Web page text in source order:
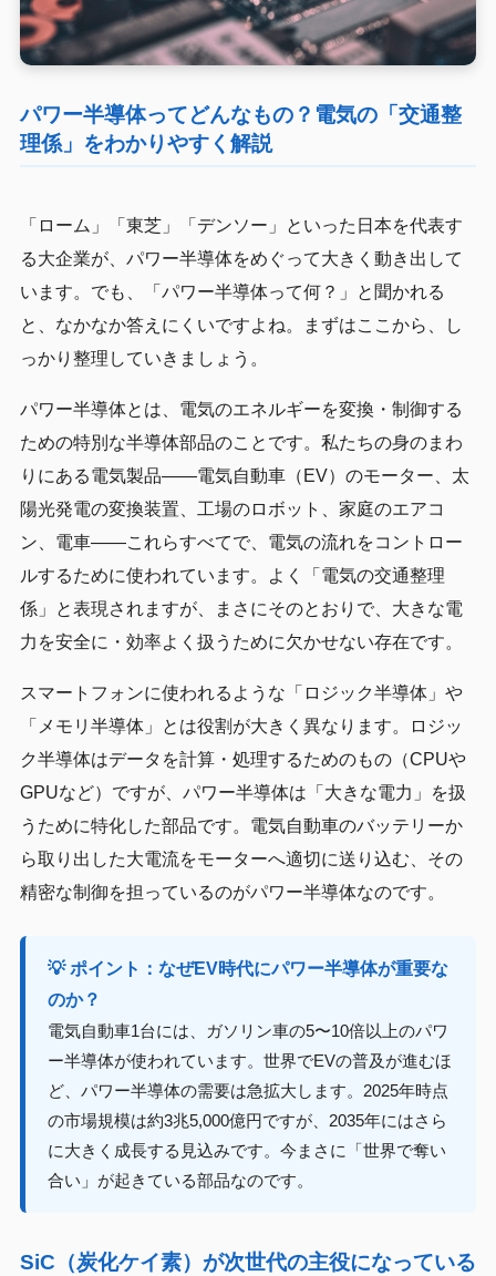
パワー半導体ってどんなもの？電気の「交通整
理係」をわかりやすく解説
「ローム」「東芝」「デンソー」といった日本を代表す
る大企業が、パワー半導体をめぐって大きく動き出して
います。でも、「パワー半導体って何？」と聞かれる
と、なかなか答えにくいですよね。まずはここから、し
っかり整理していきましょう。
パワー半導体とは、電気のエネルギーを変換・制御する
ための特別な半導体部品のことです。私たちの身のまわ
りにある電気製品——電気自動車（EV）のモーター、太
陽光発電の変換装置、工場のロボット、家庭のエアコ
ン、電車——これらすべてで、電気の流れをコントロー
ルするために使われています。よく「電気の交通整理
係」と表現されますが、まさにそのとおりで、大きな電
力を安全に・効率よく扱うために欠かせない存在です。
スマートフォンに使われるような「ロジック半導体」や
「メモリ半導体」とは役割が大きく異なります。ロジッ
ク半導体はデータを計算・処理するためのもの（CPUや
GPUなど）ですが、パワー半導体は「大きな電力」を扱
うために特化した部品です。電気自動車のバッテリーか
ら取り出した大電流をモーターへ適切に送り込む、その
精密な制御を担っているのがパワー半導体なのです。
💡 ポイント：なぜEV時代にパワー半導体が重要な
のか？
電気自動車1台には、ガソリン車の5〜10倍以上のパワ
ー半導体が使われています。世界でEVの普及が進むほ
ど、パワー半導体の需要は急拡大します。2025年時点
の市場規模は約3兆5,000億円ですが、2035年にはさら
に大きく成長する見込みです。今まさに「世界で奪い
合い」が起きている部品なのです。
SiC（炭化ケイ素）が次世代の主役になっている